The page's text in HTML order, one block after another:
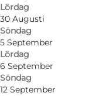
Lördag
30 Augusti
Söndag
5 September
Lördag
6 September
Söndag
12 September
pool with a
The swimming
Saturday during
extra during the
During the